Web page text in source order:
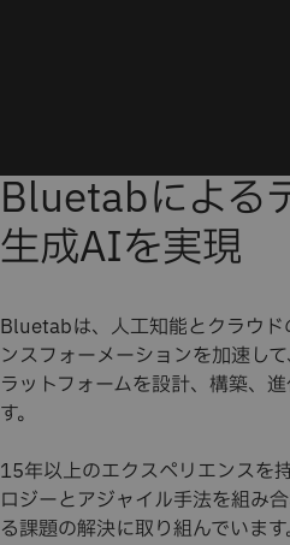
Bluetabによる
生成AIを実現
Bluetabは、人工知能とクラウ
ンスフォーメーションを加速し
ラットフォームを設計、構築、
す。
15年以上のエクスペリエンスを
ロジーとアジャイル手法を組み
る課題の解決に取り組んでいます